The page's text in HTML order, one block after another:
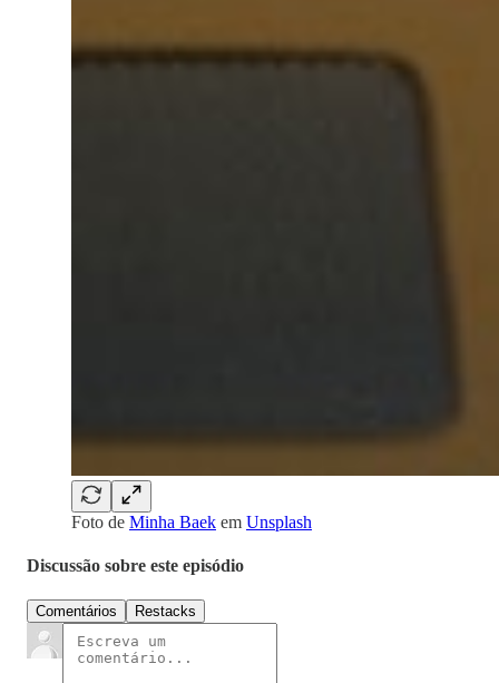
Foto de Minha Baek em Unsplash
Discussão sobre este episódio
Comentários Restacks